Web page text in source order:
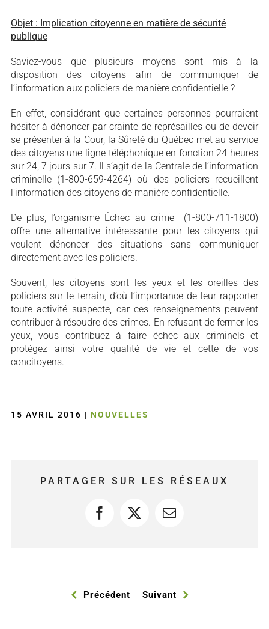
Objet : Implication citoyenne en matière de sécurité
publique
Saviez-vous que plusieurs moyens sont mis à la
disposition des citoyens afin de communiquer de
l’information aux policiers de manière confidentielle ?
En effet, considérant que certaines personnes pourraient
hésiter à dénoncer par crainte de représailles ou de devoir
se présenter à la Cour, la Sûreté du Québec met au service
des citoyens une ligne téléphonique en fonction 24 heures
sur 24, 7 jours sur 7. Il s’agit de la Centrale de l’information
criminelle (1-800-659-4264) où des policiers recueillent
l’information des citoyens de manière confidentielle.
De plus, l’organisme Échec au crime (1-800-711-1800)
offre une alternative intéressante pour les citoyens qui
veulent dénoncer des situations sans communiquer
directement avec les policiers.
Souvent, les citoyens sont les yeux et les oreilles des
policiers sur le terrain, d’où l’importance de leur rapporter
toute activité suspecte, car ces renseignements peuvent
contribuer à résoudre des crimes. En refusant de fermer les
yeux, vous contribuez à faire échec aux criminels et
protégez ainsi votre qualité de vie et cette de vos
concitoyens.
15 AVRIL 2016 | NOUVELLES
PARTAGER SUR LES RÉSEAUX
Facebook
X Courriel
Précédent Suivant